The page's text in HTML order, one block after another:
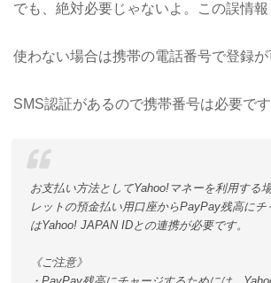
でも、絶対必要じゃないよ。この誤情報
使わない場合は携帯の電話番号で登録が
SMS認証があるので携帯番号は必要です
お支払い方法としてYahoo!マネーを利用する
レットの預金払い用口座からPayPay残高にチ
はYahoo! JAPAN IDとの連携が必要です。
《ご注意》